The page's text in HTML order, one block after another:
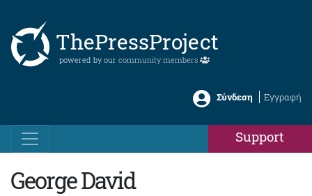
ThePressProject
powered by our community members
Σύνδεση Εγγραφή
Support
George David